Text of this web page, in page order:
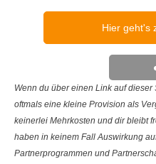
Hier geht's
Wenn du über einen Link auf
oftmals eine kleine Provision als
keinerlei Mehrkosten und dir bleibt
haben in keinem Fall Auswirkung
Partnerprogrammen und